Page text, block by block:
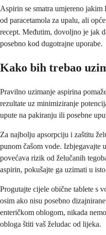
Aspirin se smatra umjereno
od paracetamola za upalu, ali
recept. Međutim, dovoljno je jak
posebno kod dugotrajne uporabe.
Kako bih trebao
Pravilno uzimanje aspirina
rezultate uz minimiziranje
upute na pakiranju ili posebne
Za najbolju apsorpciju i zaštitu
punom čašom vode. Izbjegavajte
povećava rizik od želučanih
aspirin, pokušajte ga uzimati u
Progutajte cijele obične tablete s
osim ako nisu posebno
enteričkom oblogom, nikada
obloga štiti vaš želudac od lijeka.